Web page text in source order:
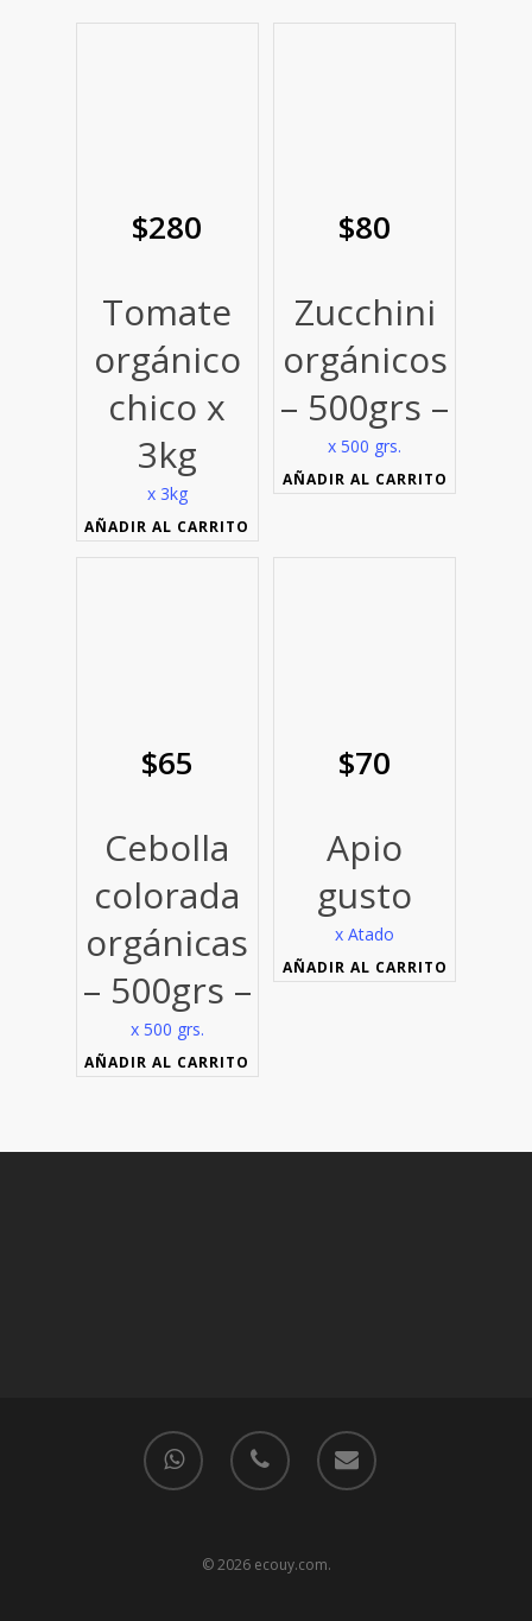
$280
Tomate
orgánico
chico x
3kg
x 3kg
AÑADIR AL CARRITO
$80
Zucchini
orgánicos
– 500grs –
x 500 grs.
AÑADIR AL CARRITO
$65
Cebolla
colorada
orgánicas
– 500grs –
x 500 grs.
AÑADIR AL CARRITO
$70
Apio
gusto
x Atado
AÑADIR AL CARRITO
© 2026 ecouy.com.